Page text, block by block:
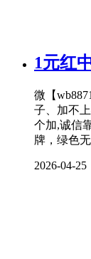
1元红
微【
子、加不
个加,诚信
牌，绿色
2026-04-25